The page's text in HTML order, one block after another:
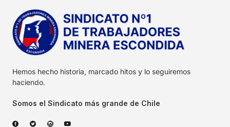
Hemos hecho historia, marcado hitos y lo seguiremos
haciendo.
Somos el Sindicato más grande de Chile